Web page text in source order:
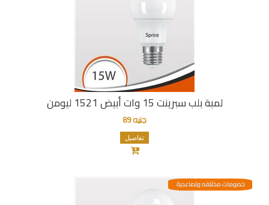
لمبة بلب سبرينت 15 وات أبيض 1521 ليومن
جنيه 89
تفاصيل
خصومات مختلفه وتصاعدية